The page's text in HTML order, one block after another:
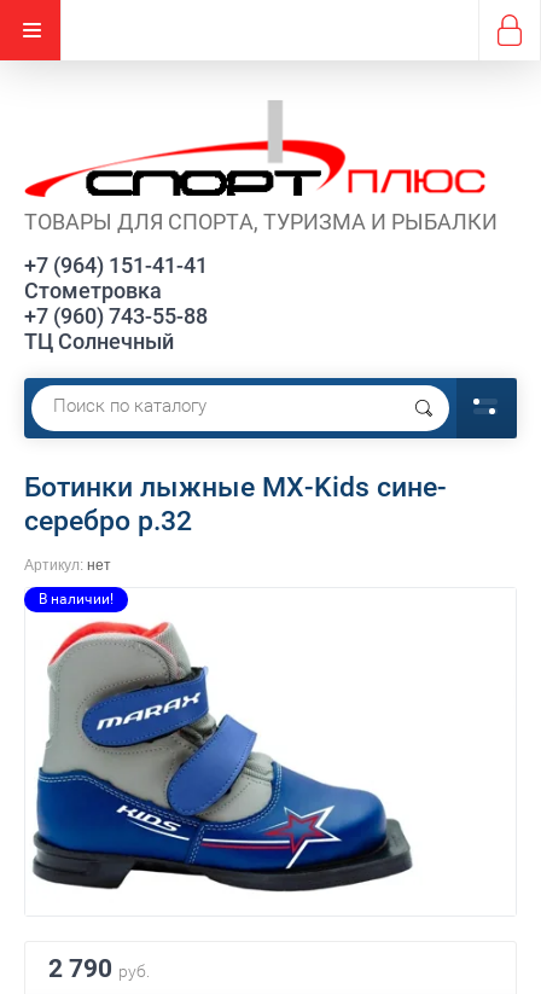
ТОВАРЫ ДЛЯ СПОРТА, ТУРИЗМА И РЫБАЛКИ
+7 (964) 151-41-41
Стометровка
+7 (960) 743-55-88
ТЦ Солнечный
Ботинки лыжные МХ-Kids сине-
серебро р.32
Артикул: нет
В наличии!
2 790 руб.